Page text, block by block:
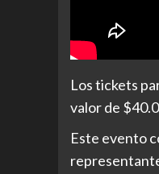
Los tickets
valor de
Este evento